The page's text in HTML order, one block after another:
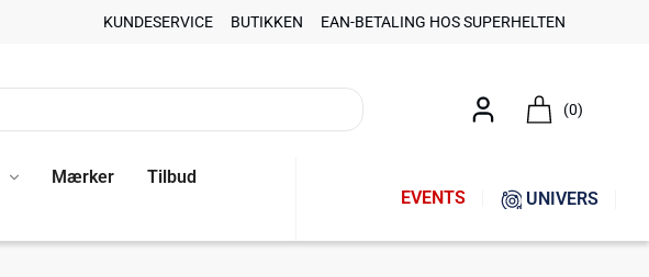
KUNDESERVICE BUTIKKEN EAN-BETALING HOS SUPERHELTEN
(0)
Mærker
Tilbud
EVENTS UNIVERS